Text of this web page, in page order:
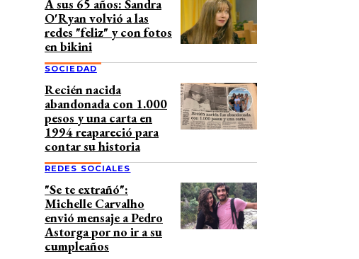
A sus 65 años: Sandra
O'Ryan volvió a las
redes "feliz" y con fotos
en bikini
SOCIEDAD
Recién nacida
abandonada con 1.000
pesos y una carta en
1994 reapareció para
contar su historia
REDES SOCIALES
"Se te extrañó":
Michelle Carvalho
envió mensaje a Pedro
Astorga por no ir a su
cumpleaños